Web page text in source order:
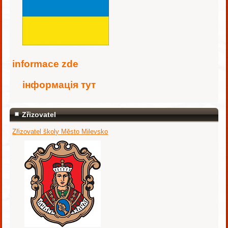
informace zde
інформація тут
Zřizovatel
Zřizovatel školy Město Milevsko